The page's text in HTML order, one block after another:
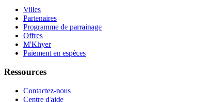
Villes
Partenaires
Programme de parrainage
Offres
M'Khyer
Paiement en espèces
Ressources
Contactez-nous
Centre d'aide